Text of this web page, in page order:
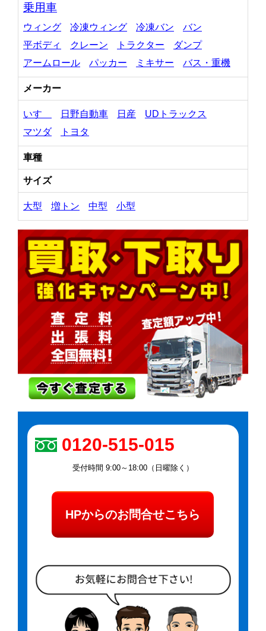
乗用車
ウィング 冷凍ウィング 冷凍バン
バン
平ボディ
クレーン トラクター
ダンプ
アームロール
パッカー ミキサー バス・重機
メーカー
いすゞ 日野自動車 日産
UDトラックス
マツダ
トヨタ
車種
サイズ
大型 増トン 中型 小型
0120-515-015
受付時間 9:00～18:00（日曜除く）
HPからのお問合せこちら